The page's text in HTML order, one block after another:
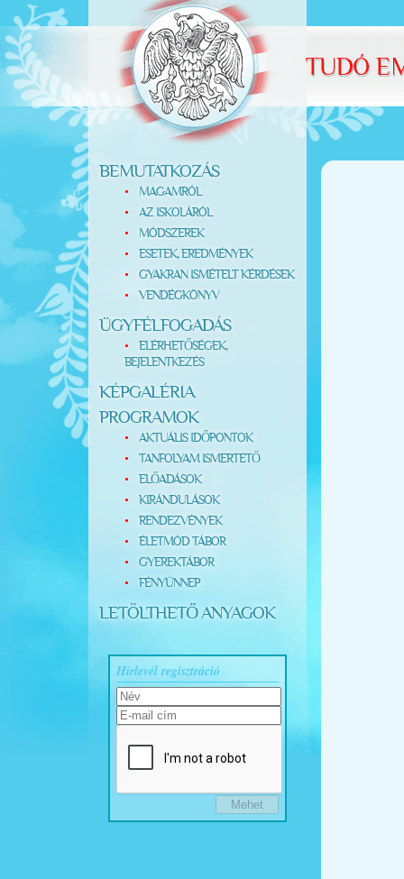
BEMUTATKOZÁS
MAGAMRÓL
AZ ISKOLÁRÓL
MÓDSZEREK
ESETEK, EREDMÉNYEK
GYAKRAN ISMÉTELT KÉRDÉSEK
VENDÉGKÖNYV
ÜGYFÉLFOGADÁS
ELÉRHETŐSÉGEK,
BEJELENTKEZÉS
KÉPGALÉRIA
PROGRAMOK
AKTUÁLIS IDŐPONTOK
TANFOLYAM ISMERTETŐ
ELŐADÁSOK
KIRÁNDULÁSOK
RENDEZVÉNYEK
ÉLETMÓD TÁBOR
GYEREKTÁBOR
FÉNYÜNNEP
LETÖLTHETŐ ANYAGOK
Hírlevél regisztráció